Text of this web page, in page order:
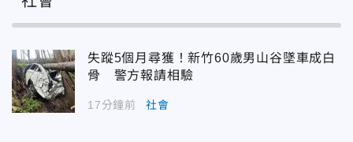
失蹤5個月尋獲！新竹60歲男山谷墜車成白
骨 警方報請相驗
17分鐘前 社會